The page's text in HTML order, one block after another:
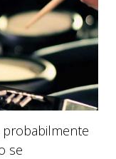
probabilmente
se